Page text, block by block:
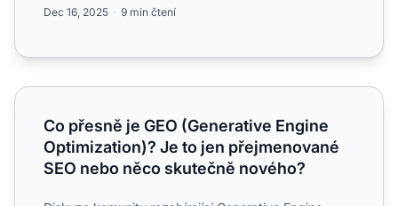
Dec 16, 2025 9 min čtení
Co přesně je GEO (Generative Engine Optimization)? Je
Co přesně je GEO (Generative Engine
Optimization)? Je to jen přejmenované
SEO nebo něco skutečně nového?